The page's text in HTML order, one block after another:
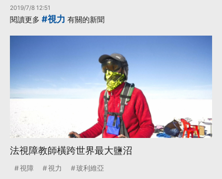
2019/7/8 12:51
閱讀更多 #視力 有關的新聞
法視障教師橫跨世界最大鹽沼
視障 視力 玻利維亞